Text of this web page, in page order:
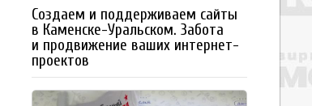
Создаем и поддерживаем сайты
в Каменске-Уральском. Забота
и продвижение ваших интернет-
проектов